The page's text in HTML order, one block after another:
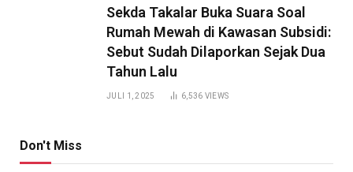
Sekda Takalar Buka Suara Soal
Rumah Mewah di Kawasan Subsidi:
Sebut Sudah Dilaporkan Sejak Dua
Tahun Lalu
JULI 1, 2025 6,536 VIEWS
Don't Miss